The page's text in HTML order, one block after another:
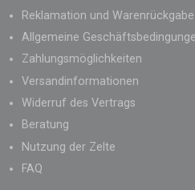
Reklamation und Warenrückgabe
Allgemeine
Zahlungsmöglichkeiten
Versandinformationen
Widerruf des Vertrags
Beratung
Nutzung der Zelte
FAQ